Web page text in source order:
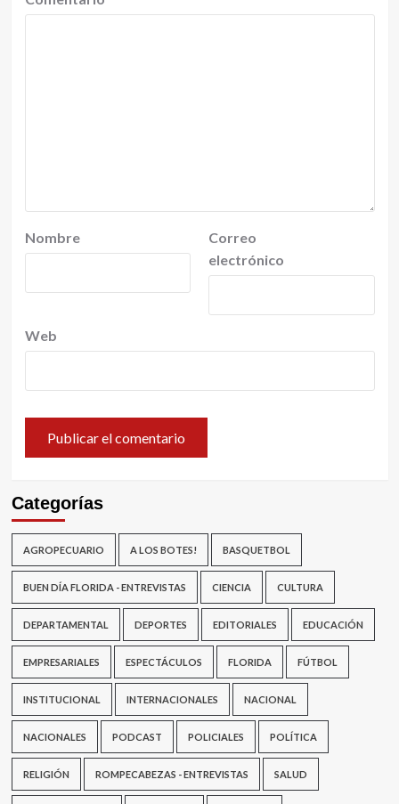
Nombre
Correo
electrónico
Web
Categorías
AGROPECUARIO A LOS BOTES! BASQUETBOL
BUEN DÍA FLORIDA - ENTREVISTAS CIENCIA CULTURA
DEPARTAMENTAL DEPORTES EDITORIALES EDUCACIÓN
EMPRESARIALES ESPECTÁCULOS FLORIDA FÚTBOL
INSTITUCIONAL INTERNACIONALES NACIONAL
NACIONALES PODCAST POLICIALES POLÍTICA
RELIGIÓN ROMPECABEZAS - ENTREVISTAS SALUD